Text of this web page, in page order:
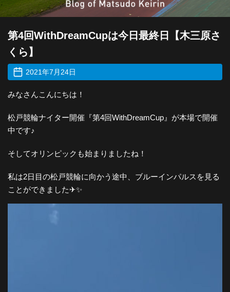
第4回WithDreamCupは今日最終日【木三原さ
くら】
2021年7月24日
みなさんこんにちは！
松戸競輪ナイター開催『第4回WithDreamCup』が本場で開催
中です♪
そしてオリンピックも始まりましたね！
私は2日目の松戸競輪に向かう途中、ブルーインパルスを見る
ことができました✈✨